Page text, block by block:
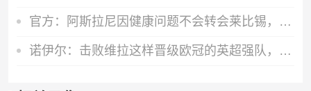
官方：阿斯拉尼因健康问题不会转会莱比锡，将留在霍芬海姆
诺伊尔：击败维拉这样晋级欧冠的英超强队，很重要